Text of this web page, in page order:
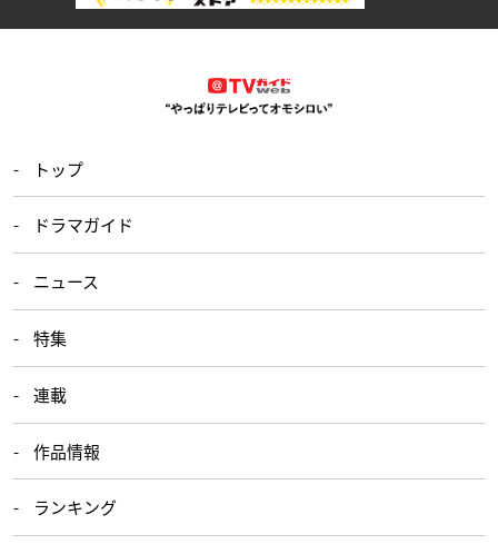
トップ
ドラマガイド
ニュース
特集
連載
作品情報
ランキング